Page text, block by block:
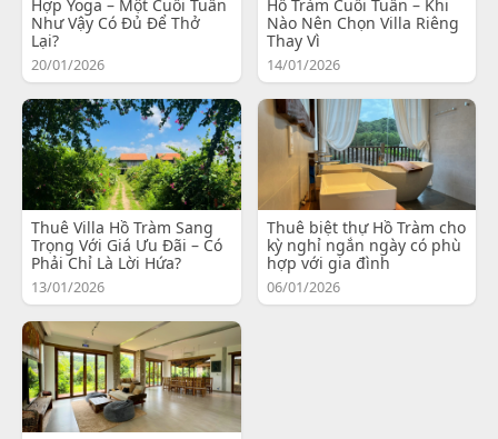
Hợp Yoga – Một Cuối Tuần
Như Vậy Có Đủ Để Thở
Lại?
20/01/2026
Hồ Tràm Cuối Tuần – Khi
Nào Nên Chọn Villa Riêng
Thay Vì
14/01/2026
Thuê Villa Hồ Tràm Sang
Trọng Với Giá Ưu Đãi – Có
Phải Chỉ Là Lời Hứa?
13/01/2026
Thuê biệt thự Hồ Tràm cho
kỳ nghỉ ngắn ngày có phù
hợp với gia đình
06/01/2026